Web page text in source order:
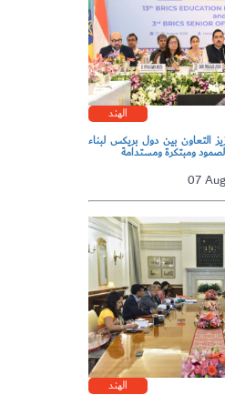
الهند
التعاون بين دول بريكس لبناء
ومبتكرة ومستدامة
الهند